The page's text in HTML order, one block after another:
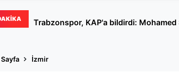
Ertuğrul Özkök hakkında
İzmir